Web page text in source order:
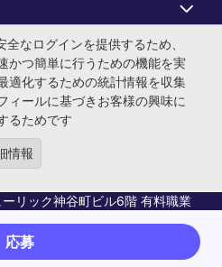
応募
ーナショナル・ジャパン株式会
リック神谷町ビル6階 有料職業
／ 労働者派遣事業許可番
なログインを提供するため、
かつ簡単に行うための機能を実
適化するための統計情報を収集
ィールに基づきお客様の興味に
るためです
情報